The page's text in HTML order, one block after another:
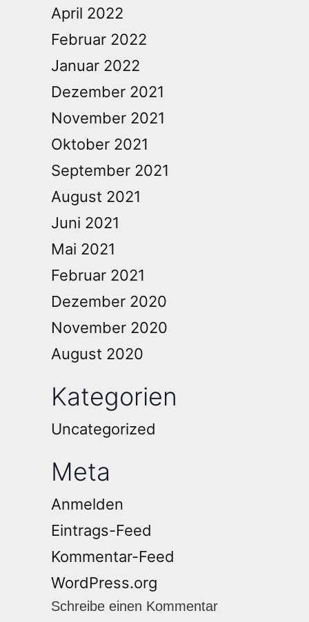
April 2022
Februar 2022
Januar 2022
Dezember 2021
November 2021
Oktober 2021
September 2021
August 2021
Juni 2021
Mai 2021
Februar 2021
Dezember 2020
November 2020
August 2020
Kategorien
Uncategorized
Meta
Anmelden
Eintrags-Feed
Kommentar-Feed
WordPress.org
Schreibe einen Kommentar